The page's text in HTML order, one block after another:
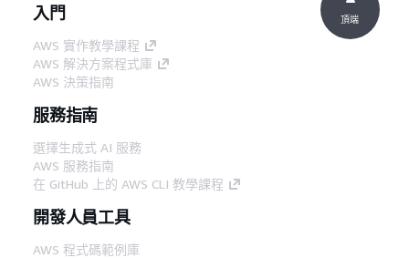
入門
AWS 實作教學課程
AWS 解決方案程式庫
AWS 決策指南
服務指南
選擇生成式 AI 服務
AWS 服務指南
在 GitHub 上的 AWS CLI 教學課程
開發人員工具
AWS 程式碼範例庫
頂端